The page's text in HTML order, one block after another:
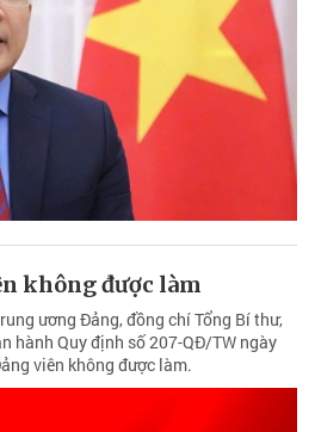
không được làm
ương Đảng, đồng chí Tổng Bí thư,
hành Quy định số 207-QĐ/TW ngày
viên không được làm.